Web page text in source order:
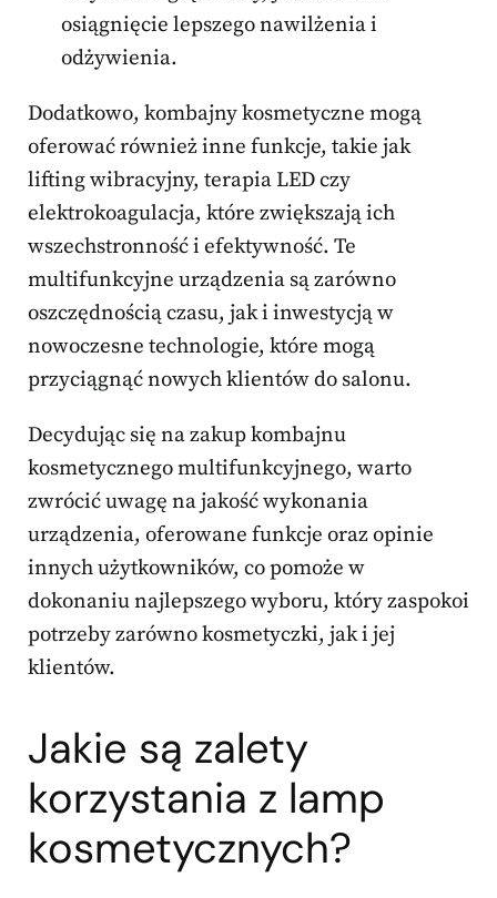
osiągnięcie lepszego nawilżenia i
odżywienia.
Dodatkowo, kombajny kosmetyczne mogą
oferować również inne funkcje, takie jak
lifting wibracyjny, terapia LED czy
elektrokoagulacja, które zwiększają ich
wszechstronność i efektywność. Te
multifunkcyjne urządzenia są zarówno
oszczędnością czasu, jak i inwestycją w
nowoczesne technologie, które mogą
przyciągnąć nowych klientów do salonu.
Decydując się na zakup kombajnu
kosmetycznego multifunkcyjnego, warto
zwrócić uwagę na jakość wykonania
urządzenia, oferowane funkcje oraz opinie
innych użytkowników, co pomoże w
dokonaniu najlepszego wyboru, który zaspokoi
potrzeby zarówno kosmetyczki, jak i jej
klientów.
Jakie są zalety
korzystania z lamp
kosmetycznych?